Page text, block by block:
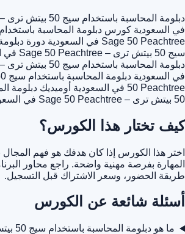
في السعودية
Sage 50 Peachtree في السعودية
دورة
سيج 50 بيتش ترى – Sage 50 Peachtree في السعودية
في السعودية
50 Peachtree في السعودية أوميديك
دبلومة
50 بيتش ترى – Sage 50 Peachtree في السعودية في مصر
كيف تختار هذا الكورس؟
اختر هذا الكورس إذا كان هدفك هو فهم
المهارة بفرصة مهنية واضحة. راجع محاور
طريقة الحضور، وسعر الاشتراك قبل التسجيل.
أسئلة شائعة عن الكورس